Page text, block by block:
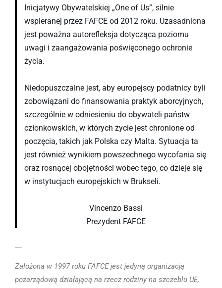
Inicjatywy Obywatelskiej „One of Us”, silnie
wspieranej przez FAFCE od 2012 roku. Uzasadniona
jest poważna autorefleksja dotycząca poziomu
uwagi i zaangażowania poświęconego ochronie
życia.
Niedopuszczalne jest, aby europejscy podatnicy byli
zobowiązani do finansowania praktyk aborcyjnych,
szczególnie w odniesieniu do obywateli państw
członkowskich, w których życie jest chronione od
poczęcia, takich jak Polska czy Malta. Sytuacja ta
jest również wynikiem powszechnego wycofania się
oraz rosnącej obojętności wobec tego, co dzieje się
w instytucjach europejskich w Brukseli.
Vincenzo Bassi
Prezydent FAFCE
Założona w 1997 roku FAFCE jest jedyną organizacją
pozarządową działającą na rzecz rodziny na szczeblu UE,